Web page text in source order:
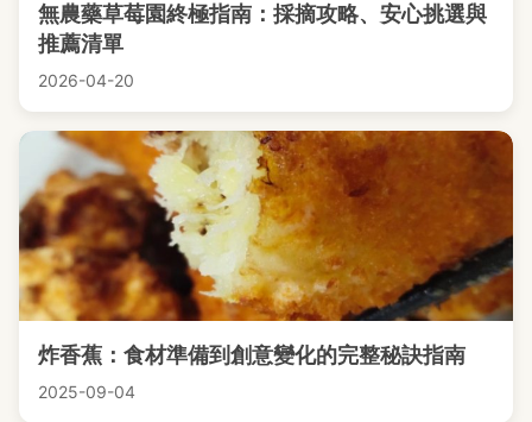
無農藥草莓園終極指南：採摘攻略、安心挑選與
推薦清單
2026-04-20
炸香蕉：食材準備到創意變化的完整秘訣指南
2025-09-04